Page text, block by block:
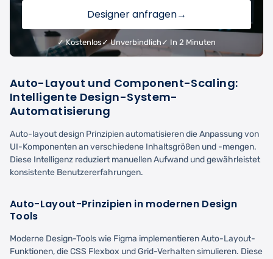
Designer anfragen→
✓ Kostenlos ✓ Unverbindlich ✓ In 2 Minuten
Auto-Layout und Component-Scaling:
Intelligente Design-System-
Automatisierung
Auto-layout design Prinzipien automatisieren die Anpassung von
UI-Komponenten an verschiedene Inhaltsgrößen und -mengen.
Diese Intelligenz reduziert manuellen Aufwand und gewährleistet
konsistente Benutzererfahrungen.
Auto-Layout-Prinzipien in modernen Design
Tools
Moderne Design-Tools wie Figma implementieren Auto-Layout-
Funktionen, die CSS Flexbox und Grid-Verhalten simulieren. Diese